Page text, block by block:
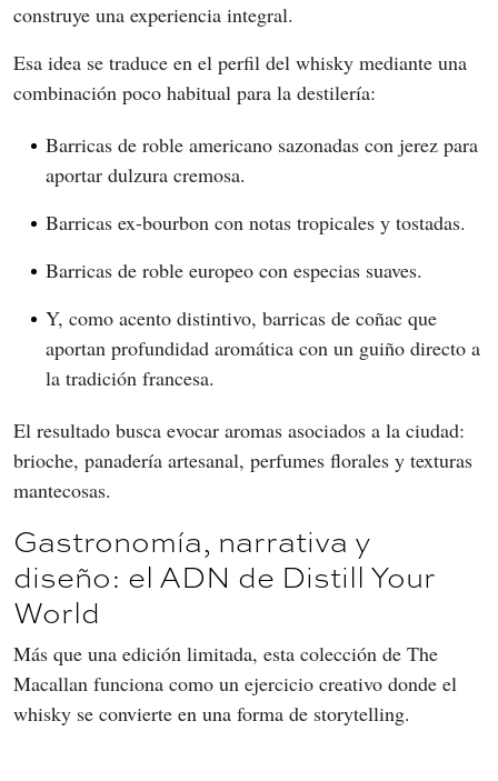
construye una experiencia integral.
Esa idea se traduce en el perfil del whisky mediante una
combinación poco habitual para la destilería:
Barricas de roble americano sazonadas con jerez para
aportar dulzura cremosa.
Barricas ex-bourbon con notas tropicales y tostadas.
Barricas de roble europeo con especias suaves.
Y, como acento distintivo, barricas de coñac que
aportan profundidad aromática con un guiño directo a
la tradición francesa.
El resultado busca evocar aromas asociados a la ciudad:
brioche, panadería artesanal, perfumes florales y texturas
mantecosas.
Gastronomía, narrativa y
diseño: el ADN de Distill Your
World
Más que una edición limitada, esta colección de The
Macallan funciona como un ejercicio creativo donde el
whisky se convierte en una forma de storytelling.